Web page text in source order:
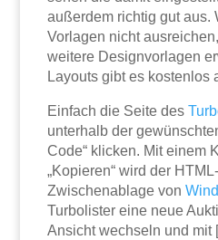
außerdem richtig gut aus.
Vorlagen nicht
weitere Designvorlagen
Layouts gibt es kostenlos
Einfach die Seite des
unterhalb der
Code“ klicken. Mit einem
„Kopieren“ wird der
Zwischenablage von
Turbolister eine neue
Ansicht wechseln und mit [